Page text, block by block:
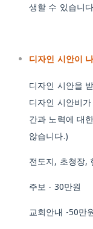
생할 수 있습니
디자인 시안이
디자인 시안을
디자인 시안비
간과 노력에 대
않습니다.)
전도지, 초청장,
주보 - 30만원
교회안내 -50만